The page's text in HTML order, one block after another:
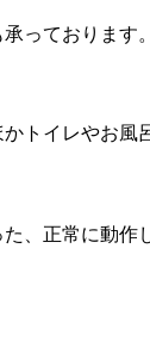
っております。
トイレやお風
、正常に動作